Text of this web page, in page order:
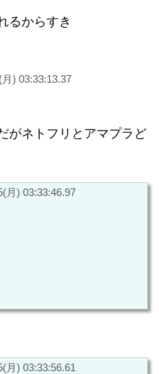
るからすき
) 03:33:13.37
がネトフリとアマプラど
月) 03:33:46.97
月) 03:33:56.61